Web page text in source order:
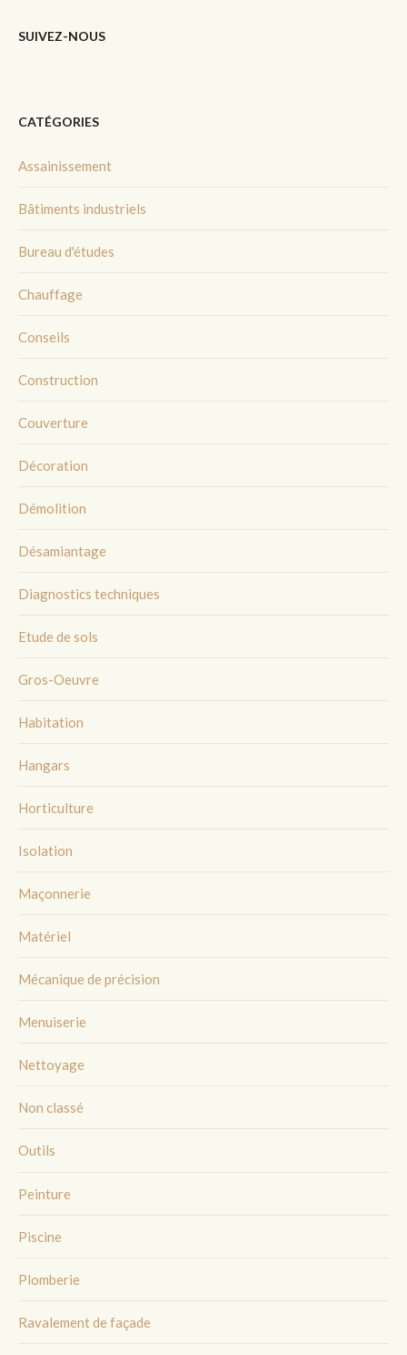
SUIVEZ-NOUS
CATÉGORIES
Assainissement
Bâtiments industriels
Bureau d'études
Chauffage
Conseils
Construction
Couverture
Décoration
Démolition
Désamiantage
Diagnostics techniques
Etude de sols
Gros-Oeuvre
Habitation
Hangars
Horticulture
Isolation
Maçonnerie
Matériel
Mécanique de précision
Menuiserie
Nettoyage
Non classé
Outils
Peinture
Piscine
Plomberie
Ravalement de façade